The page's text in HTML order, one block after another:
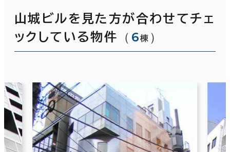
山城ビルを見た方が合わせてチェ
ックしている物件
（ 6棟 ）